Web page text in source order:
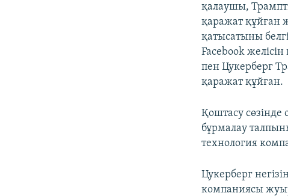
қалаушы,
қаражат құйған
қатысатыны
Facebook
пен Цукерберг
қаражат құйған.
Қоштасу сөзінде
бұрмалау
технология
Цукерберг
компаниясы